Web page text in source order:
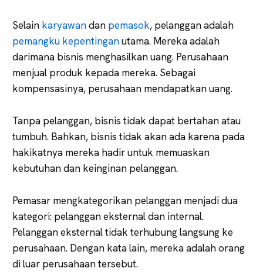
Selain karyawandan pemasok, pelanggan adalah
pemangku kepentinganutama. Mereka adalah
darimana bisnis menghasilkan uang. Perusahaan
menjual produk kepada mereka. Sebagai
kompensasinya, perusahaan mendapatkan uang.
Tanpa pelanggan, bisnis tidak dapat bertahan atau
tumbuh. Bahkan, bisnis tidak akan ada karena pada
hakikatnya mereka hadir untuk memuaskan
kebutuhan dan keinginan pelanggan.
Pemasar mengkategorikan pelanggan menjadi dua
kategori: pelanggan eksternal dan internal.
Pelanggan eksternal tidak terhubung langsung ke
perusahaan. Dengan kata lain, mereka adalah orang
di luar perusahaan tersebut.